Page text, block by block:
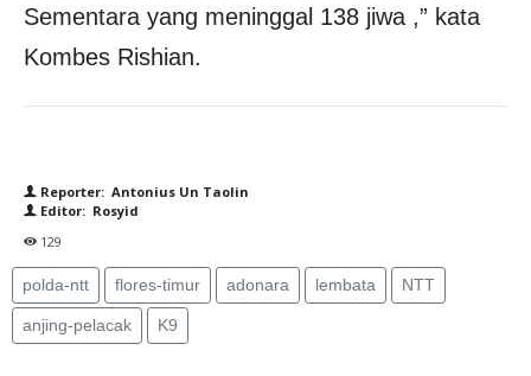
Sementara yang meninggal 138 jiwa ,” kata
Kombes Rishian.
Reporter: Antonius Un Taolin
Editor: Rosyid
129
polda-ntt flores-timur adonara lembata NTT
anjing-pelacak K9